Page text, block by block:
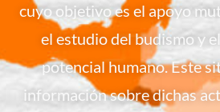
cuyo objetivo es el apoyo
el estudio del budismo y
potencial humano. Este
información sobre dichas